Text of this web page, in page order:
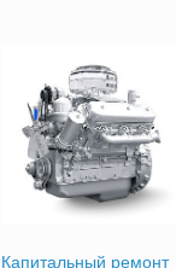
Капитальный ремонт